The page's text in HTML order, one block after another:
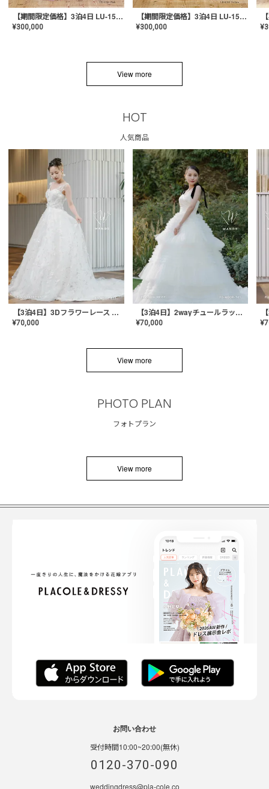
【期間限定価格】3泊4日 LU-1501(Pink)
¥300,000
【期間限定価格】3泊4日 LU-1501(Yellow)
¥300,000 ¥
View more
HOT
人気商品
【3泊4日】3Dフラワーレース ドレス〈PD-WDOR-331〉
¥70,000
【3泊4日】2wayチュールラッフルドレス〈PD-WDOR-341RTL〉
¥70,000 ¥
View more
PHOTO PLAN
フォトプラン
View more
お問い合わせ
受付時間10:00~20:00(無休)
0120-370-090
weddingdress@pla-cole.co